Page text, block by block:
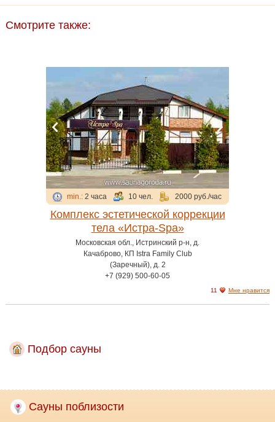
Смотрите также:
min.:2 часа 10 чел. 2000 руб./час
Комплекс эстетической коррекции
тела «Истра-Spa»
Московская обл., Истринский р-н, д.
Качаброво, КП Istra Family Club
(Заречный), д. 2
+7 (929) 500-60-05
11 Мне нравится
Подбор сауны
Сауны поблизости